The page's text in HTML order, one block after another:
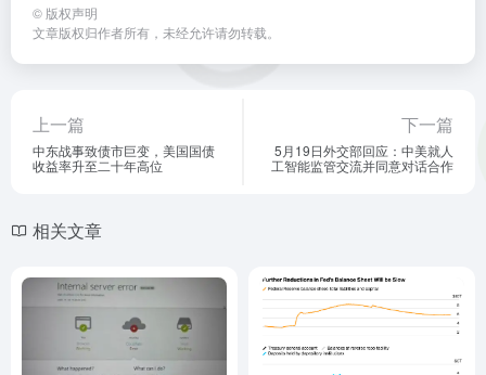
© 版权声明
文章版权归作者所有，未经允许请勿转载。
上一篇
中东战事致债市巨变，美国国债
收益率升至二十年高位
下一篇
5月19日外交部回应：中美就人
工智能监管交流并同意对话合作
相关文章